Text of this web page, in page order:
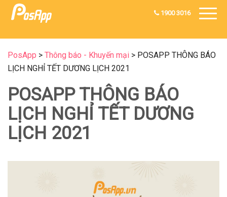
1900 3016
PosApp > Thông báo - Khuyến mại > POSAPP THÔNG BÁO
LỊCH NGHỈ TẾT DƯƠNG LỊCH 2021
POSAPP THÔNG BÁO
LỊCH NGHỈ TẾT DƯƠNG
LỊCH 2021